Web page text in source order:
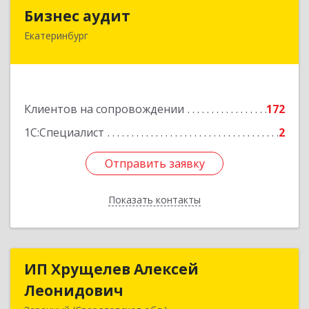
Бизнес аудит
Екатеринбург
Клиентов на сопровождении
172
1С:Специалист
2
Отправить заявку
Показать контакты
620062, Свердловская обл, Екатеринбург г,
Отправить заявку
Назад
ИП Хрущелев Алексей
Леонидович
ИП Хрущелев Алексей